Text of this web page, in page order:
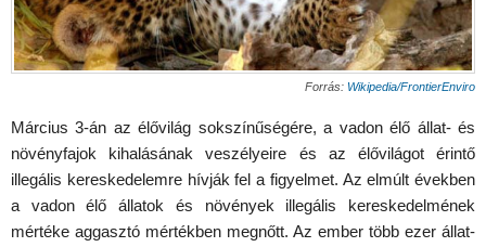
Forrás: Wikipedia/FrontierEnviro
Március 3-án az élővilág sokszínűségére, a vadon élő állat- és
növényfajok kihalásának veszélyeire és az élővilágot érintő
illegális kereskedelemre hívják fel a figyelmet. Az elmúlt években
a vadon élő állatok és növények illegális kereskedelmének
mértéke aggasztó mértékben megnőtt. Az ember több ezer állat-